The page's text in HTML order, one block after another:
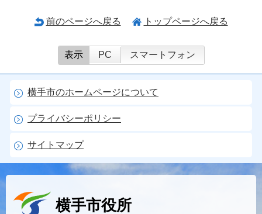
前のページへ戻る トップページへ戻る
表示 PC スマートフォン
横手市のホームページについて
プライバシーポリシー
サイトマップ
横手市役所